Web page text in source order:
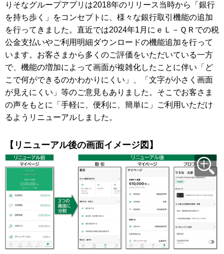
りそなグループアプリは2018年のリリース当時から「銀行
を持ち歩く」をコンセプトに、様々な銀行取引機能の追加
を行ってきました。直近では2024年1月にｅＬ－ＱＲでの税
公金支払いやご利用明細ダウンロードの機能追加を行って
います。お客さまから多くのご評価をいただいている一方
で、機能の増加によって画面が複雑化したことに伴い「ど
こで何ができるのかわかりにくい」、「文字が小さく画面
が見えにくい」等のご意見もありました。そこでお客さま
の声をもとに「手軽に、便利に、簡単に」ご利用いただけ
るようリニューアルしました。
【リニューアル後の画面イメージ図】